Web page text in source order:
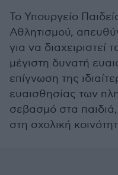
Το Υπουργείο
Αθλητισμού,
για να διαχειριστεί
μέγιστη δυνατή
επίγνωση της
ευαισθησίας των
σεβασμό στα παιδιά,
στη σχολική